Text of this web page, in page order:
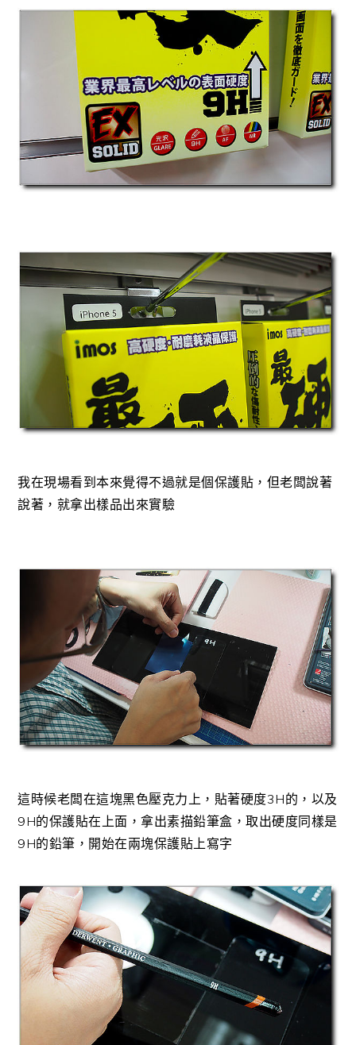
我在現場看到本來覺得不過就是個保護貼，但老闆說著
說著，就拿出樣品出來實驗
這時候老闆在這塊黑色壓克力上，貼著硬度3H的，以及
9H的保護貼在上面，拿出素描鉛筆盒，取出硬度同樣是
9H的鉛筆，開始在兩塊保護貼上寫字